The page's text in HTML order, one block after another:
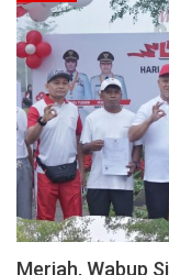
Meriah, Wabup